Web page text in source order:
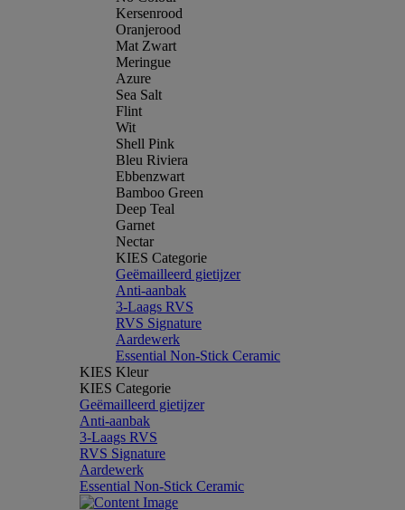
Kersenrood
Oranjerood
Mat Zwart
Meringue
Azure
Sea Salt
Flint
Wit
Shell Pink
Bleu Riviera
Ebbenzwart
Bamboo Green
Deep Teal
Garnet
Nectar
KIES Categorie
Geëmailleerd gietijzer
Anti-aanbak
3-Laags RVS
RVS Signature
Aardewerk
Essential Non-Stick Ceramic
KIES Kleur
KIES Categorie
Geëmailleerd gietijzer
Anti-aanbak
3-Laags RVS
RVS Signature
Aardewerk
Essential Non-Stick Ceramic